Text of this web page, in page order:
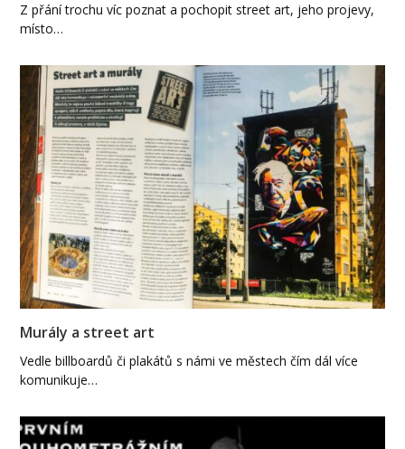
Z přání trochu víc poznat a pochopit street art, jeho projevy,
místo…
Murály a street art
Vedle billboardů či plakátů s námi ve městech čím dál více
komunikuje…